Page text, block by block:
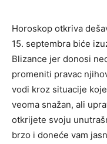
Horoskop otkriva
15. septembra biće
Blizance jer donosi
promeniti pravac
vodi kroz situacije
veoma snažan, ali
otkrijete svoju
brzo i doneće vam